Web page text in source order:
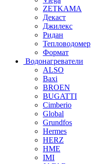
ZETKAMA
Декаст
Джилекс
Ридан
Тепловодомер
Формат
Водонагреватели
ALSO
Baxi
BROEN
BUGATTI
Cimberio
Global
Grundfos
Hermes
HERZ
HME
IMI